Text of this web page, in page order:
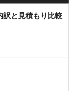
訳と見積もり比較